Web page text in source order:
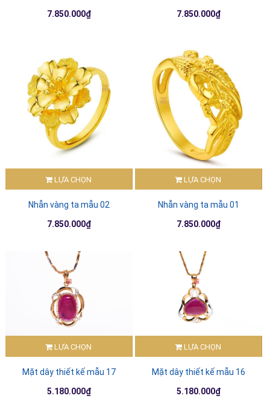
7.850.000₫
7.850.000₫
LỰA CHỌN
Nhẫn vàng ta mẫu 02
7.850.000₫
LỰA CHỌN
Nhẫn vàng ta mẫu 01
7.850.000₫
LỰA CHỌN
Mặt dây thiết kế mẫu 17
5.180.000₫
LỰA CHỌN
Mặt dây thiết kế mẫu 16
5.180.000₫